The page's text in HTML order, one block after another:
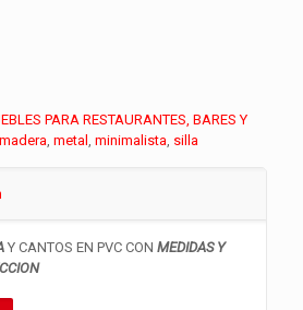
PARA RESTAURANTES, BARES Y
madera, metal , minimalista, silla
Y CANTOS EN PVC CON MEDIDAS Y